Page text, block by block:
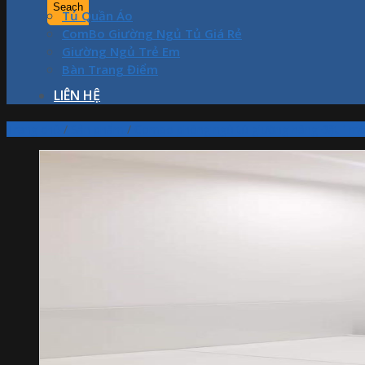
Tủ Quần Áo
ComBo Giường Ngủ Tủ Giá Rẻ
Giường Ngủ Trẻ Em
Bàn Trang Điểm
LIÊN HỆ
/ /